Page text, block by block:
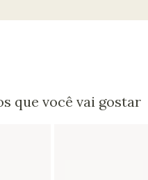
que você vai gostar